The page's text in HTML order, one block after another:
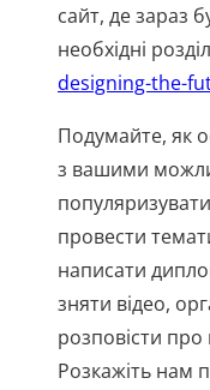
сайт, де зараз
необхідні
designing-the-
Подумайте, як
з вашими
провести
написати
зняти відео,
розповісти
Розкажіть нам